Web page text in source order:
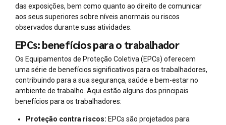
das exposições, bem como quanto ao direito de comunicar
aos seus superiores sobre níveis anormais ou riscos
observados durante suas atividades.
EPCs: benefícios para o trabalhador
Os Equipamentos de Proteção Coletiva (EPCs) oferecem
uma série de benefícios significativos para os trabalhadores,
contribuindo para a sua segurança, saúde e bem-estar no
ambiente de trabalho. Aqui estão alguns dos principais
benefícios para os trabalhadores:
Proteção contra riscos: EPCs são projetados para